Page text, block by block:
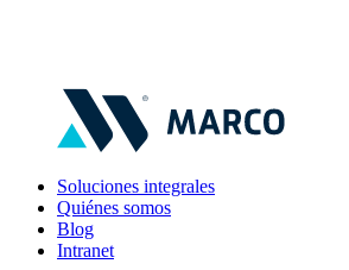
Soluciones integrales
Quiénes somos
Blog
Intranet